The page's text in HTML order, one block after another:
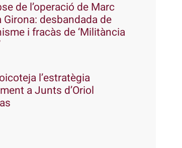
de l’operació de Marc
Girona: desbandada de
i fracàs de ‘Militància
l’estratègia
a Junts d’Oriol